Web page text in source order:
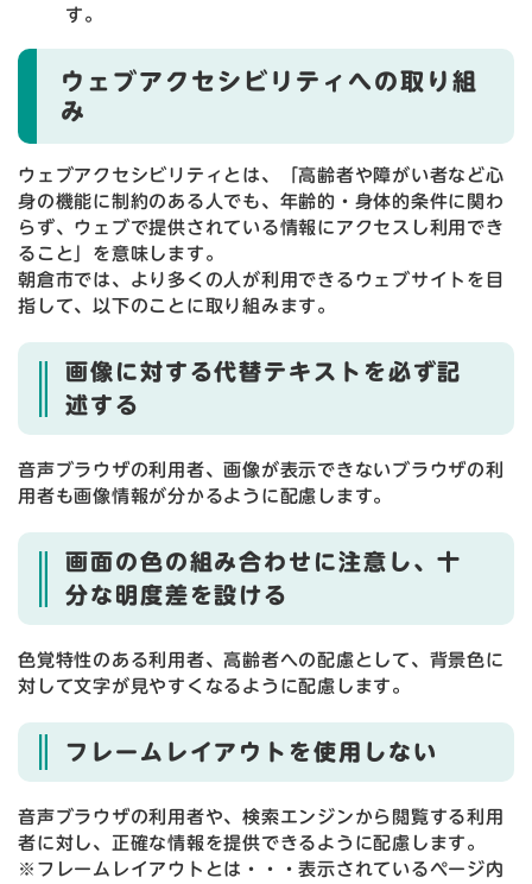
す。
ウェブアクセシビリティへの取り組
み
ウェブアクセシビリティとは、「高齢者や障がい者など心
身の機能に制約のある人でも、年齢的・身体的条件に関わ
らず、ウェブで提供されている情報にアクセスし利用でき
ること」を意味します。
朝倉市では、より多くの人が利用できるウェブサイトを目
指して、以下のことに取り組みます。
画像に対する代替テキストを必ず記
述する
音声ブラウザの利用者、画像が表示できないブラウザの利
用者も画像情報が分かるように配慮します。
画面の色の組み合わせに注意し、十
分な明度差を設ける
色覚特性のある利用者、高齢者への配慮として、背景色に
対して文字が見やすくなるように配慮します。
フレームレイアウトを使用しない
音声ブラウザの利用者や、検索エンジンから閲覧する利用
者に対し、正確な情報を提供できるように配慮します。
※フレームレイアウトとは・・・表示されているページ内